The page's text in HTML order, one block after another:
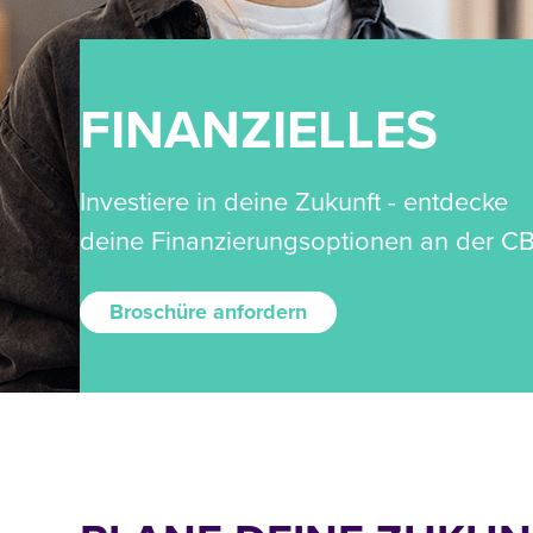
FINANZIELLES
Investiere in deine Zukunft - entdecke
deine Finanzierungsoptionen an der
Broschüre anfordern